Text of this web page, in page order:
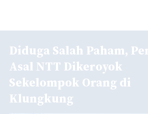
Diduga Salah Paham,
Asal NTT Dikeroyok
Sekelompok Orang di
Klungkung